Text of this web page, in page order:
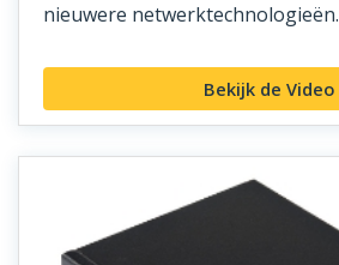
nieuwere netwerktechnologieën.
Bekijk de Video